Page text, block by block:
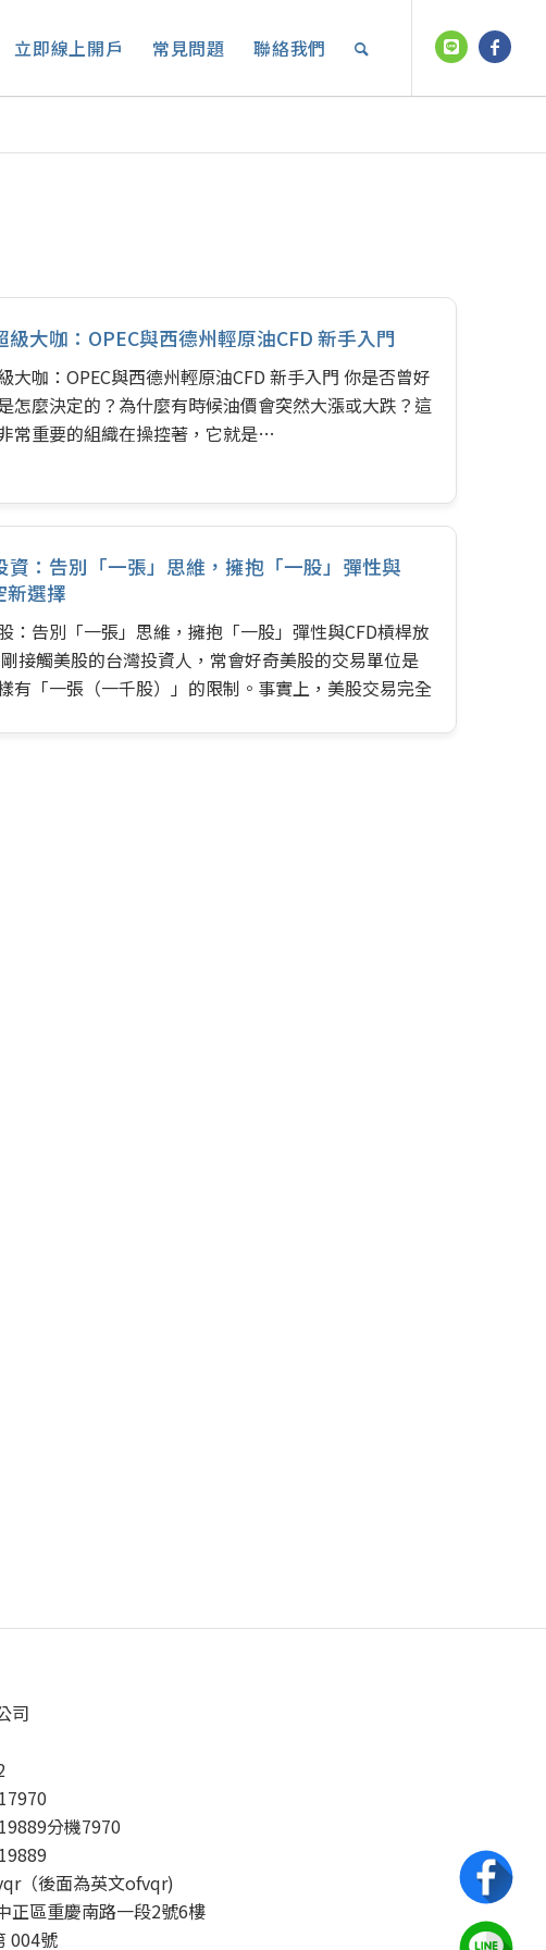
立即線上開戶 常見問題 聯絡我們
級大咖：OPEC與西德州輕原油CFD 新手入門
大咖：OPEC與西德州輕原油CFD 新手入門 你是否曾好
怎麼決定的？為什麼有時候油價會突然大漲或大跌？這
常重要的組織在操控著，它就是…
資：告別「一張」思維，擁抱「一股」彈性與
新選擇
：告別「一張」思維，擁抱「一股」彈性與CFD槓桿放
接觸美股的台灣投資人，常會好奇美股的交易單位是
有「一張（一千股）」的限制。事實上，美股交易完全
司
分機7970
（後面為英文ofvqr)
正區重慶南路一段2號6樓
004號